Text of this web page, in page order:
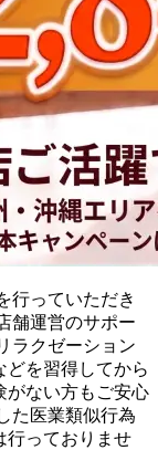
行っていただき
舗運営のサポー
ラクゼーション
どを習得してから
がない方もご安心
た医業類似行為
行っておりませ